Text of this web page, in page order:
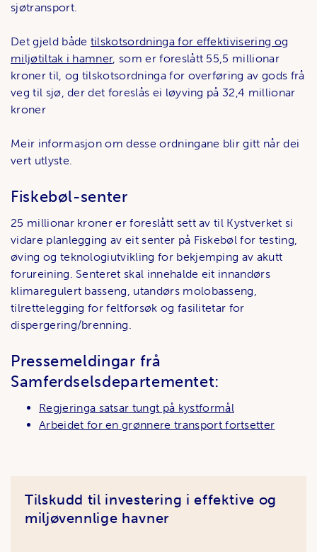
sjøtransport.
Det gjeld både tilskotsordninga for effektivisering og
miljøtiltak i hamner, som er foreslått 55,5 millionar
kroner til, og tilskotsordninga for overføring av gods frå
veg til sjø, der det foreslås ei løyving på 32,4 millionar
kroner
Meir informasjon om desse ordningane blir gitt når dei
vert utlyste.
Fiskebøl-senter
25 millionar kroner er foreslått sett av til Kystverket si
vidare planlegging av eit senter på Fiskebøl for testing,
øving og teknologiutvikling for bekjemping av akutt
forureining. Senteret skal innehalde eit innandørs
klimaregulert basseng, utandørs molobasseng,
tilrettelegging for feltforsøk og fasilitetar for
dispergering/brenning.
Pressemeldingar frå
Samferdselsdepartementet:
Regjeringa satsar tungt på kystformål
Arbeidet for en grønnere transport fortsetter
Artikler
Tilskudd til investering i effektive og
miljøvennlige havner